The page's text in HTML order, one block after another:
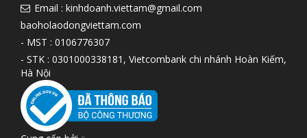
Email : kinhdoanh.viettam@gmail.com
baoholaodongviettam.com
- MST : 0106776307
- STK : 0301000338181, Vietcombank chi nhánh Hoàn Kiếm,
Hà Nội